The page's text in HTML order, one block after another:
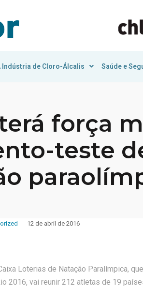
Indústria de Cloro-Álcalis Saúde e
força
teste
12 de abril de 2016
Loterias de Natação Paralímpica,
2016, vai reunir 212 atletas de 19